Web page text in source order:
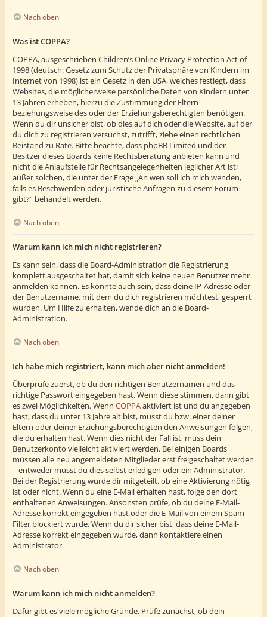
Nach oben
Was ist COPPA?
COPPA, ausgeschrieben Children’s Online Privacy Protection Act of
1998 (deutsch: Gesetz zum Schutz der Privatsphäre von Kindern im
Internet von 1998) ist ein Gesetz in den USA, welches festlegt, dass
Websites, die möglicherweise persönliche Daten von Kindern unter
13 Jahren erheben, hierzu die Zustimmung der Eltern
beziehungsweise des oder der Erziehungsberechtigten benötigen.
Wenn du dir unsicher bist, ob dies auf dich oder die Website, auf der
du dich zu registrieren versuchst, zutrifft, ziehe einen rechtlichen
Beistand zu Rate. Bitte beachte, dass phpBB Limited und der
Besitzer dieses Boards keine Rechtsberatung anbieten kann und
nicht die Anlaufstelle für Rechtsangelegenheiten jeglicher Art ist;
außer solchen, die unter der Frage „An wen soll ich mich wenden,
falls es Beschwerden oder juristische Anfragen zu diesem Forum
gibt?“ behandelt werden.
Nach oben
Warum kann ich mich nicht registrieren?
Es kann sein, dass die Board-Administration die Registrierung
komplett ausgeschaltet hat, damit sich keine neuen Benutzer mehr
anmelden können. Es könnte auch sein, dass deine IP-Adresse oder
der Benutzername, mit dem du dich registrieren möchtest, gesperrt
wurden. Um Hilfe zu erhalten, wende dich an die Board-
Administration.
Nach oben
Ich habe mich registriert, kann mich aber nicht anmelden!
Überprüfe zuerst, ob du den richtigen Benutzernamen und das
richtige Passwort eingegeben hast. Wenn diese stimmen, dann gibt
es zwei Möglichkeiten. Wenn COPPAaktiviert ist und du angegeben
hast, dass du unter 13 Jahre alt bist, musst du bzw. einer deiner
Eltern oder deiner Erziehungsberechtigten den Anweisungen folgen,
die du erhalten hast. Wenn dies nicht der Fall ist, muss dein
Benutzerkonto vielleicht aktiviert werden. Bei einigen Boards
müssen alle neu angemeldeten Mitglieder erst freigeschaltet werden
– entweder musst du dies selbst erledigen oder ein Administrator.
Bei der Registrierung wurde dir mitgeteilt, ob eine Aktivierung nötig
ist oder nicht. Wenn du eine E-Mail erhalten hast, folge den dort
enthaltenen Anweisungen. Ansonsten prüfe, ob du deine E-Mail-
Adresse korrekt eingegeben hast oder die E-Mail von einem Spam-
Filter blockiert wurde. Wenn du dir sicher bist, dass deine E-Mail-
Adresse korrekt eingegeben wurde, dann kontaktiere einen
Administrator.
Nach oben
Warum kann ich mich nicht anmelden?
Dafür gibt es viele mögliche Gründe. Prüfe zunächst, ob dein